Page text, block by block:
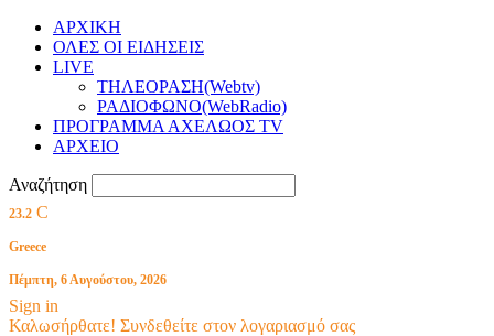
ΑΡΧΙΚΗ
ΟΛΕΣ ΟΙ ΕΙΔΗΣΕΙΣ
LIVE
ΤΗΛΕΟΡΑΣΗ(Webtv)
ΡΑΔΙΟΦΩΝΟ(WebRadio)
ΠΡΟΓΡΑΜΜΑ ΑΧΕΛΩΟΣ TV
ΑΡΧΕΙΟ
Αναζήτηση
23.2 C
Greece
Πέμπτη, 6 Αυγούστου, 2026
Sign in
Καλωσήρθατε! Συνδεθείτε στον λογαριασμό σας